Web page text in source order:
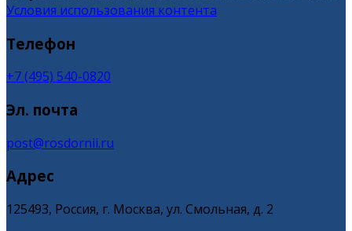
Условия использования контента
Телефон
+7 (495) 540-0820
Эл. почта
post@rosdornii.ru
Адрес
125493, Россия, г. Москва, ул. Смольная, д. 2